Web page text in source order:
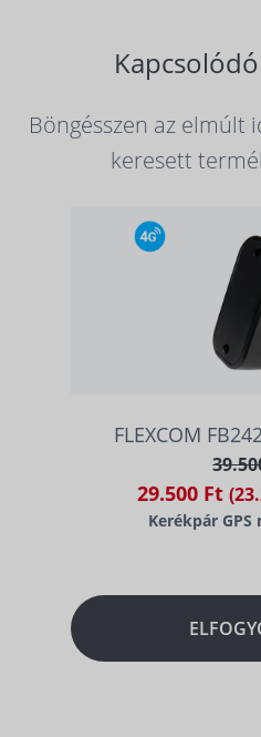
Böngésszen az elmúlt
keresett
FLEXCOM
29.500 Ft
Kerékpár